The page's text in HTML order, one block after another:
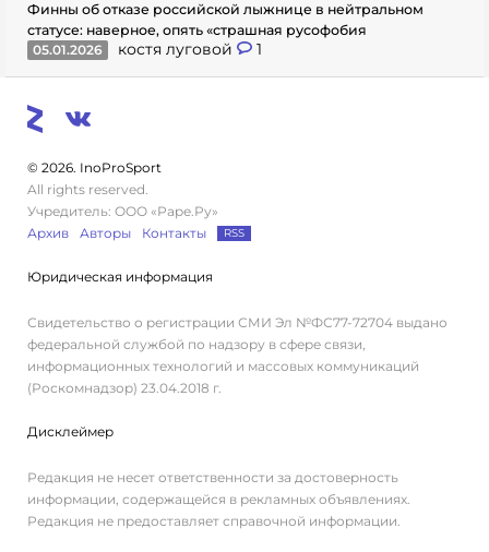
Финны об отказе российской лыжнице в нейтральном
статусе: наверное, опять «страшная русофобия
05.01.2026
костя луговой 1
© 2026. InoProSport
All rights reserved.
Учредитель: ООО «Раре.Ру»
Архив
Авторы Контакты RSS
Юридическая информация
Свидетельство о регистрации СМИ Эл №ФС77-72704 выдано
федеральной службой по надзору в сфере связи,
информационных технологий и массовых коммуникаций
(Роскомнадзор) 23.04.2018 г.
Дисклеймер
Редакция не несет ответственности за достоверность
информации, содержащейся в рекламных объявлениях.
Редакция не предоставляет справочной информации.